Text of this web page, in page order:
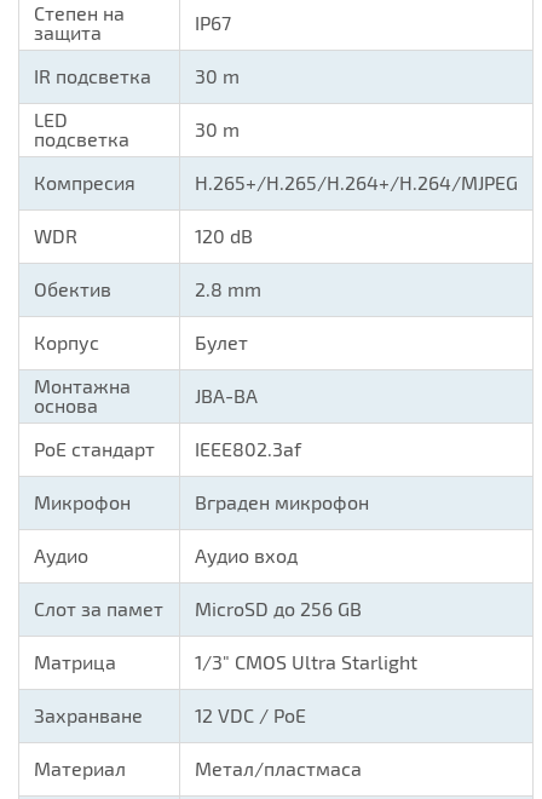
Степен на
защита
IP67
IR подсветка
30 m
LED
подсветка
30 m
Компресия H.265+/H.265/H.264+/H.264/MJPEG
WDR 120 dB
Обектив 2.8 mm
Корпус
Булет
Монтажна
основа
JBA-BA
PoE стандарт IEEE802.3af
Микрофон Вграден микрофон
Аудио Аудио вход
Слот за памет MicroSD до 256 GB
Матрица 1/3" CMOS Ultra Starlight
Захранване 12 VDC / PoE
Материал
Метал/пластмаса